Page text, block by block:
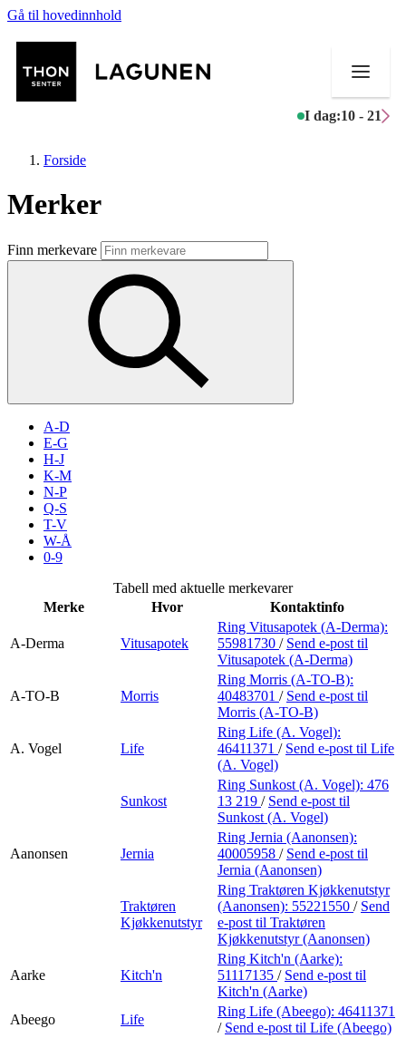
Gå til hovedinnhold
I dag:10 - 21
Butikker
Mat og drikke
Aktiviteter
Inspirasjon
Søk
Parkering
Praktisk informasjon
Gavekort
Forside
Merker
Finn merkevare
A-D
E-G
H-J
K-M
N-P
Q-S
T-V
W-Å
0-9
Tabell med aktuelle merkevarer
Merke
Hvor Kontaktinfo
A-Derma Vitusapotek
Ring Vitusapotek (A-Derma):
55981730 / Send e-post til
Vitusapotek (A-Derma)
A-TO-B Morris
Ring Morris (A-TO-B):
40483701 / Send e-post til
Morris (A-TO-B)
A. Vogel Life
Ring Life (A. Vogel):
46411371 / Send e-post til Life
(A. Vogel)
Sunkost
Ring Sunkost (A. Vogel): 476
13 219 / Send e-post til
Sunkost (A. Vogel)
Aanonsen Jernia
Ring Jernia (Aanonsen):
40005958 / Send e-post til
Jernia (Aanonsen)
Traktøren
Kjøkkenutstyr
Ring Traktøren Kjøkkenutstyr
(Aanonsen): 55221550 / Send
e-post til Traktøren
Kjøkkenutstyr (Aanonsen)
Aarke Kitch'n
Ring Kitch'n (Aarke):
51117135 / Send e-post til
Kitch'n (Aarke)
Abeego
Life
Ring Life (Abeego): 46411371
/ Send e-post til Life (Abeego)